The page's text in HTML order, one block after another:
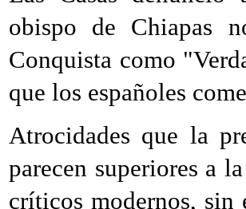
obispo de Chiapas
Conquista como
que los españoles
Atrocidades que la
parecen superiores a
críticos modernos, sin